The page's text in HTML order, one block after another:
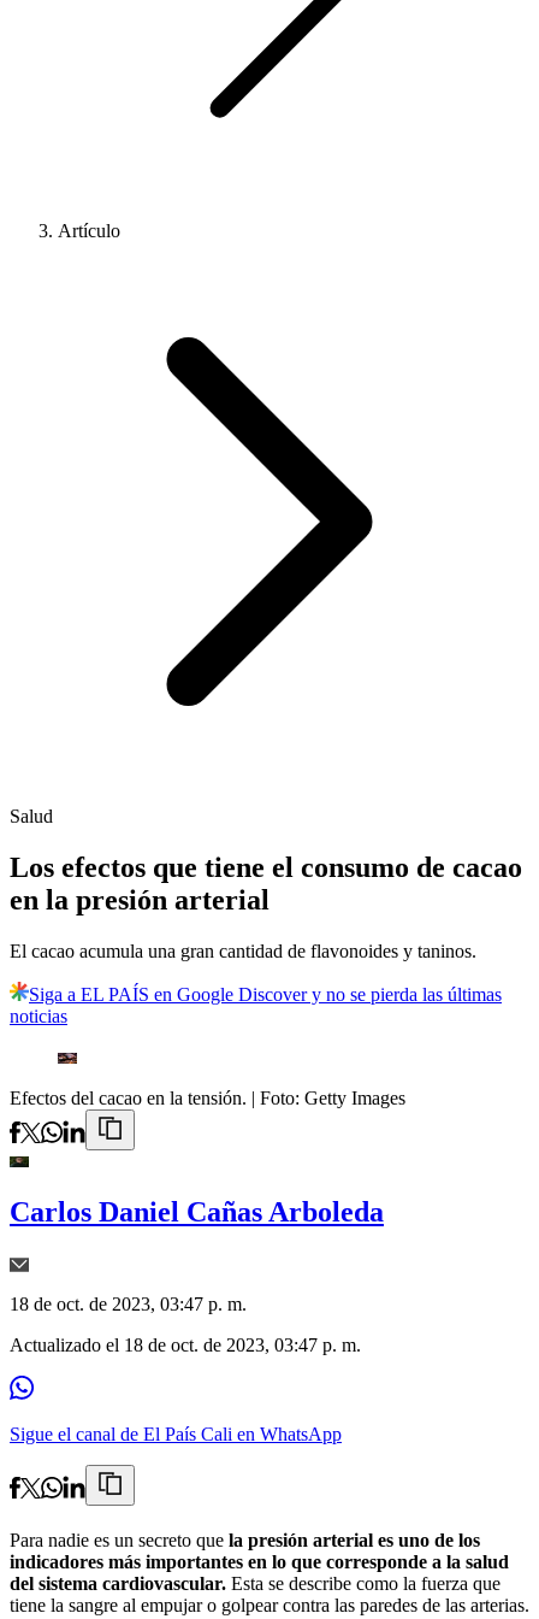
Artículo
Salud
Los efectos que tiene el consumo de cacao
en la presión arterial
El cacao acumula una gran cantidad de flavonoides y taninos.
Siga a EL PAÍS en Google Discover y no se pierda las últimas
noticias
Efectos del cacao en la tensión. | Foto: Getty Images
Carlos Daniel Cañas Arboleda
18 de oct. de 2023, 03:47 p. m.
Actualizado el 18 de oct. de 2023, 03:47 p. m.
Sigue el canal de El País Cali en WhatsApp
Para nadie es un secreto que la presión arterial es uno de los
indicadores más importantes en lo que corresponde a la salud
del sistema cardiovascular. Esta se describe como la fuerza que
tiene la sangre al empujar o golpear contra las paredes de las arterias.